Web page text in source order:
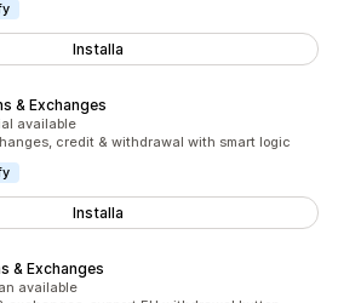
Installa
& Exchanges
available
credit & withdrawal with smart logic
Installa
& Exchanges
available